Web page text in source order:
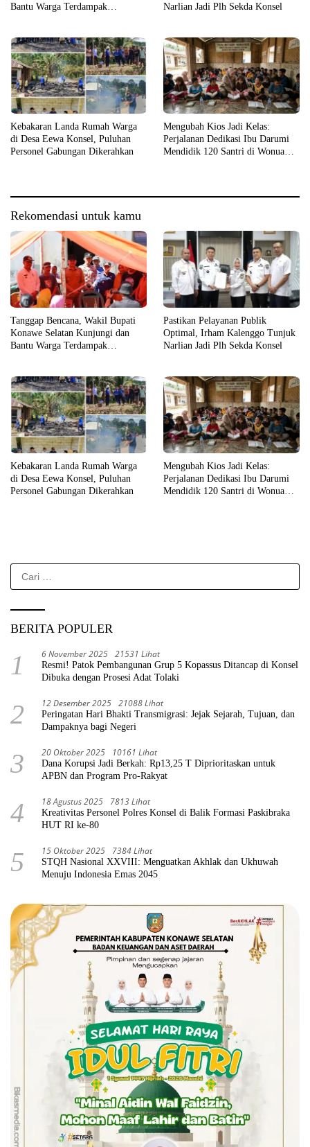
Bantu Warga Terdampak
Narlian Jadi Plh Sekda Konsel
Kebakaran Landa Rumah Warga
di Desa Eewa Konsel, Puluhan
Personel Gabungan Dikerahkan
Mengubah Kios Jadi Kelas:
Perjalanan Dedikasi Ibu Darumi
Mendidik 120 Santri di Wonua
Rekomendasi untuk kamu
Tanggap Bencana, Wakil Bupati
Konawe Selatan Kunjungi dan
Bantu Warga Terdampak
Pastikan Pelayanan Publik
Optimal, Irham Kalenggo Tunjuk
Narlian Jadi Plh Sekda Konsel
Kebakaran Landa Rumah Warga
di Desa Eewa Konsel, Puluhan
Personel Gabungan Dikerahkan
Mengubah Kios Jadi Kelas:
Perjalanan Dedikasi Ibu Darumi
Mendidik 120 Santri di Wonua
Cari
untuk:
BERITA POPULER
1 6 November 2025 21531 Lihat
Resmi! Patok Pembangunan Grup 5 Kopassus Ditancap di Konsel
Dibuka dengan Prosesi Adat Tolaki
2 12 Desember 2025 21088 Lihat
Peringatan Hari Bhakti Transmigrasi: Jejak Sejarah, Tujuan, dan
Dampaknya bagi Negeri
3 20 Oktober 2025 10161 Lihat
Dana Korupsi Jadi Berkah: Rp13,25 T Diprioritaskan untuk
APBN dan Program Pro-Rakyat
4 18 Agustus 2025 7813 Lihat
Kreativitas Personel Polres Konsel di Balik Formasi Paskibraka
HUT RI ke-80
5 15 Oktober 2025 7384 Lihat
STQH Nasional XXVIII: Menguatkan Akhlak dan Ukhuwah
Menuju Indonesia Emas 2045